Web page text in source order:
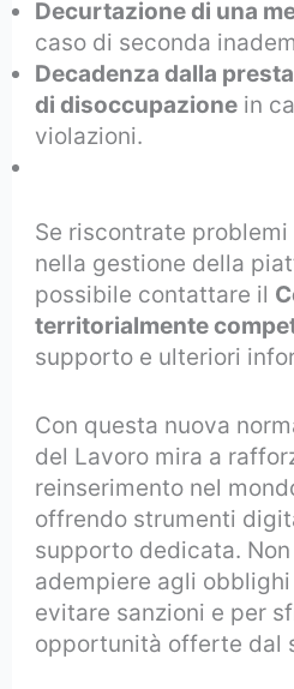
Decurtazione di una
caso di seconda
Decadenza dalla
di disoccupazione in
violazioni.
Se riscontrate problemi
nella gestione della
possibile contattare il
territorialmente
supporto e ulteriori
Con questa nuova
del Lavoro mira a
reinserimento nel
offrendo strumenti
supporto dedicata.
adempiere agli
evitare sanzioni e per
opportunità offerte dal